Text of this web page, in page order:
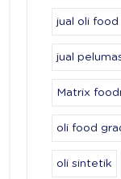
jual oli food
jual
Matrix
oli food
oli sintetik